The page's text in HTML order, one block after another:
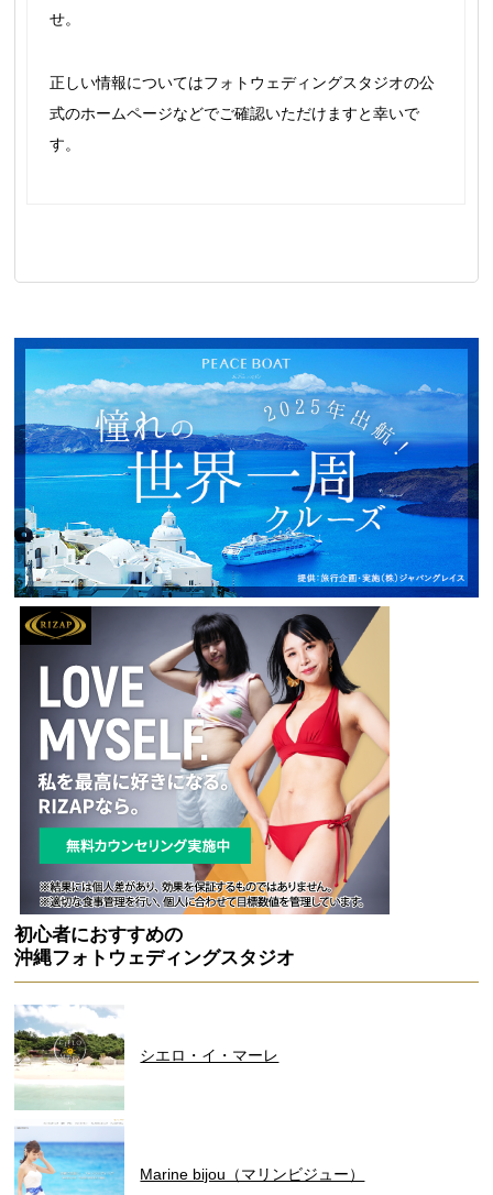
せ。
正しい情報についてはフォトウェディングスタジオの公
式のホームページなどでご確認いただけますと幸いで
す。
初心者におすすめの
沖縄フォトウェディングスタジオ
シエロ・イ・マーレ
Marine bijou（マリンビジュー）